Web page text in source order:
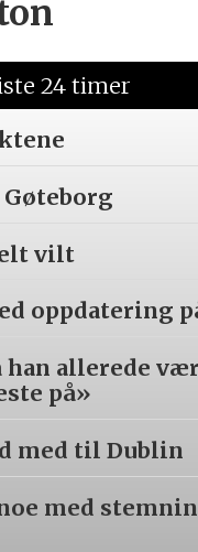
24 timer
vilt
oppdatering
han allerede
på»
med til Dublin
med